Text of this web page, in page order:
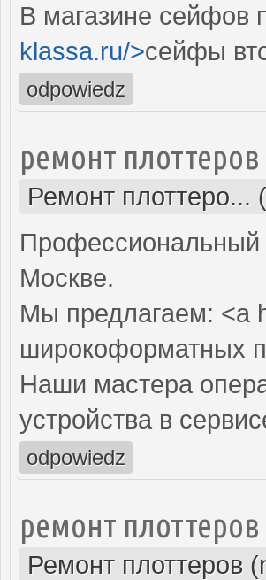
В магазине сейфов
klassa.ru/>сейфы
odpowiedz
ремонт
Ремонт плоттеро...
Профессиональный
Москве.
Мы предлагаем: <a
широкоформатных
Наши мастера
устройства в
odpowiedz
ремонт
Ремонт плоттеров